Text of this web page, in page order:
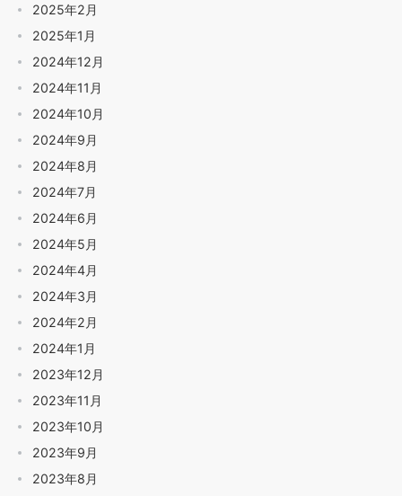
2025年2月
2025年1月
2024年12月
2024年11月
2024年10月
2024年9月
2024年8月
2024年7月
2024年6月
2024年5月
2024年4月
2024年3月
2024年2月
2024年1月
2023年12月
2023年11月
2023年10月
2023年9月
2023年8月